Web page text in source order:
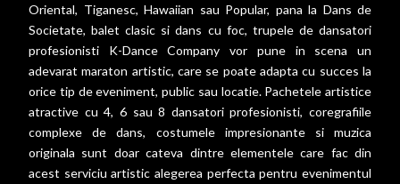
Oriental, Tiganesc, Hawaiian sau Popular, pana la Dans de
Societate, balet clasic si dans cu foc, trupele de dansatori
profesionisti K-Dance Company vor pune in scena un
adevarat maraton artistic, care se poate adapta cu succes la
orice tip de eveniment, public sau locatie. Pachetele artistice
atractive cu 4, 6 sau 8 dansatori profesionisti, coregrafiile
complexe de dans, costumele impresionante si muzica
originala sunt doar cateva dintre elementele care fac din
acest serviciu artistic alegerea perfecta pentru evenimentul